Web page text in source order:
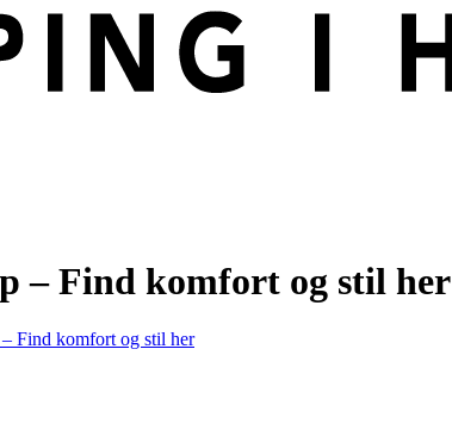
– Find komfort og stil her
Find komfort og stil her